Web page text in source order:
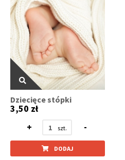
Dziecięce stópki
3,50 zł
+
-
DODAJ